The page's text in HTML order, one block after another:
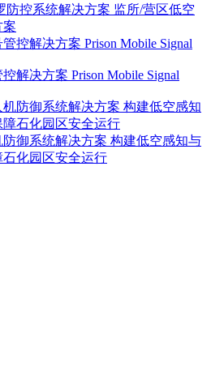
监所/营区低空
案
解决方案 Prison Mobile Signal
御系统解决方案 构建低空感知与
化园区安全运行